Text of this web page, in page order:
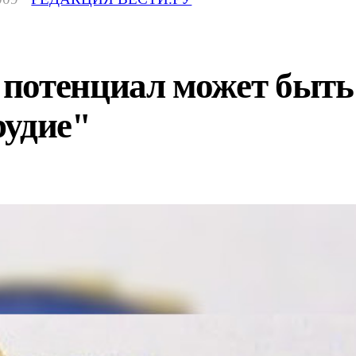
может